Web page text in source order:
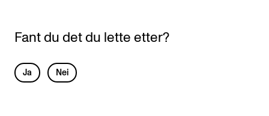
Organisering av NMH
Utvalg og komitéer
Fant du det du lette etter?
L Ja Nei